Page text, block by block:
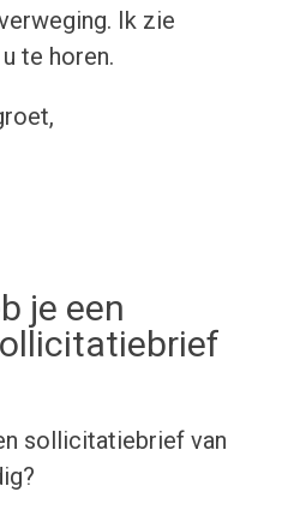
Ik zie
te horen.
je een
sollicitatiebrief van